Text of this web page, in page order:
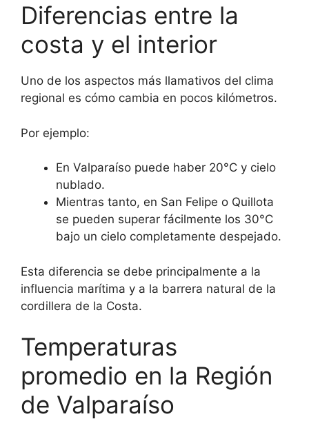
Diferencias entre la
costa y el interior
Uno de los aspectos más llamativos del clima
regional es cómo cambia en pocos kilómetros.
Por ejemplo:
En Valparaíso puede haber 20°C y cielo
nublado.
Mientras tanto, en San Felipe o Quillota
se pueden superar fácilmente los 30°C
bajo un cielo completamente despejado.
Esta diferencia se debe principalmente a la
influencia marítima y a la barrera natural de la
cordillera de la Costa.
Temperaturas
promedio en la Región
de Valparaíso